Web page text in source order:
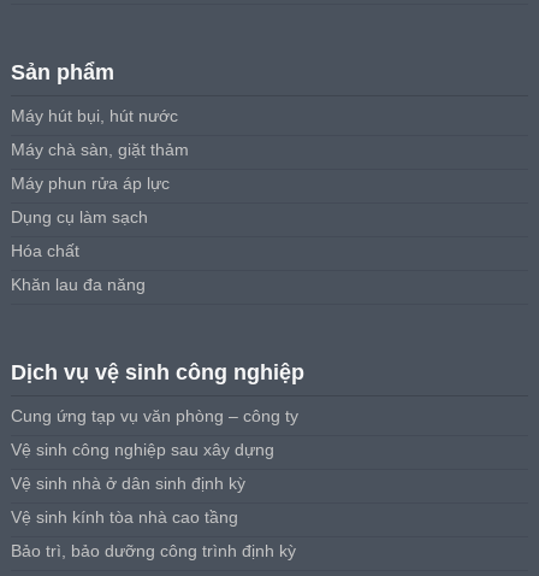
Sản phẩm
Máy hút bụi, hút nước
Máy chà sàn, giặt thảm
Máy phun rửa áp lực
Dụng cụ làm sạch
Hóa chất
Khăn lau đa năng
Dịch vụ vệ sinh công nghiệp
Cung ứng tạp vụ văn phòng – công ty
Vệ sinh công nghiệp sau xây dựng
Vệ sinh nhà ở dân sinh định kỳ
Vệ sinh kính tòa nhà cao tầng
Bảo trì, bảo dưỡng công trình định kỳ